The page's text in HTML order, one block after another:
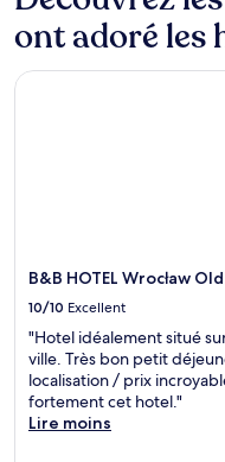
ont adoré les
B&B HOTEL Wrocław
10/10 Excellent
"Hotel idéalement situé
ville. Très bon petit
localisation / prix
fortement cet hotel."
Lire moins
B&B HOTEL Wrocław